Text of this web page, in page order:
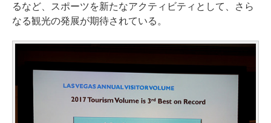
るなど、スポーツを新たなアクティビティとして、さら
なる観光の発展が期待されている。